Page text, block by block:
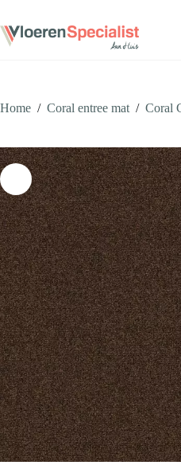
de
inhoud
Home / Coral entree mat / Coral